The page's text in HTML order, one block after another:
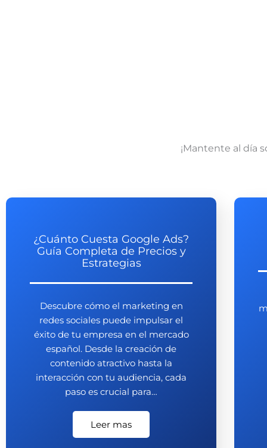
¡Mantente al día
¿Cuánto Cuesta Google Ads?
Guía Completa de Precios y
Estrategias
Descubre cómo el marketing en
redes sociales puede impulsar el
éxito de tu empresa en el mercado
español. Desde la creación de
contenido atractivo hasta la
interacción con tu audiencia, cada
paso es crucial para…
Leer mas